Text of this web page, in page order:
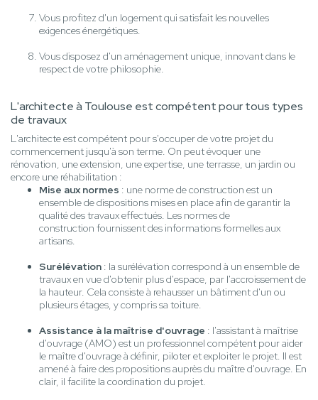
Vous profitez d'un logement qui satisfait les nouvelles
exigences énergétiques.
Vous disposez d'un aménagement unique, innovant dans le
respect de votre philosophie.
L'architecte à Toulouse est compétent pour tous types
de travaux
L'architecte est compétent pour s'occuper de votre projet du
commencement jusqu'à son terme. On peut évoquer une
rénovation, une extension, une expertise, une terrasse, un jardin ou
encore une réhabilitation :
Mise aux normes : une norme de construction est un
ensemble de dispositions mises en place afin de garantir la
qualité des travaux effectués. Les normes de
construction fournissent des informations formelles aux
artisans.
Surélévation : la surélévation correspond à un ensemble de
travaux en vue d'obtenir plus d'espace, par l'accroissement de
la hauteur. Cela consiste à rehausser un bâtiment d'un ou
plusieurs étages, y compris sa toiture.
Assistance à la maîtrise d'ouvrage : l'assistant à maîtrise
d'ouvrage (AMO) est un professionnel compétent pour aider
le maître d'ouvrage à définir, piloter et exploiter le projet. Il est
amené à faire des propositions auprès du maître d'ouvrage. En
clair, il facilite la coordination du projet.